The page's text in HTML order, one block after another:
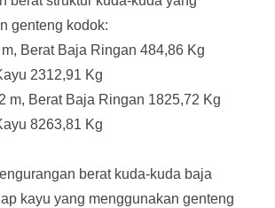
genteng kodok:
Berat Baja Ringan 484,86 Kg
2312,91 Kg
m, Berat Baja Ringan 1825,72 Kg
8263,81 Kg
berat kuda-kuda baja
kayu yang menggunakan genteng